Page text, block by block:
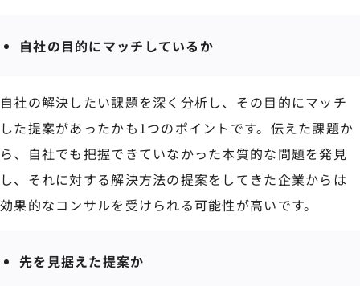
自社の目的にマッチしているか
自社の解決したい課題を深く分析し、その目的にマッチ
した提案があったかも1つのポイントです。伝えた課題か
ら、自社でも把握できていなかった本質的な問題を発見
し、それに対する解決方法の提案をしてきた企業からは
効果的なコンサルを受けられる可能性が高いです。
先を見据えた提案か